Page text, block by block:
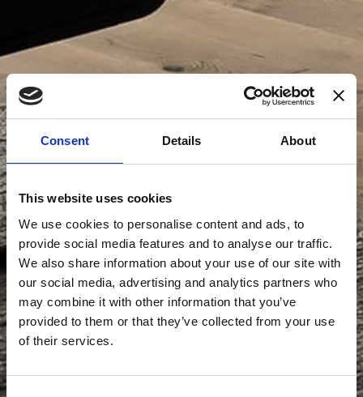
Consent Details About
This website uses cookies
We use cookies to personalise content and ads, to
provide social media features and to analyse our traffic.
We also share information about your use of our site with
our social media, advertising and analytics partners who
may combine it with other information that you’ve
provided to them or that they’ve collected from your use
of their services.